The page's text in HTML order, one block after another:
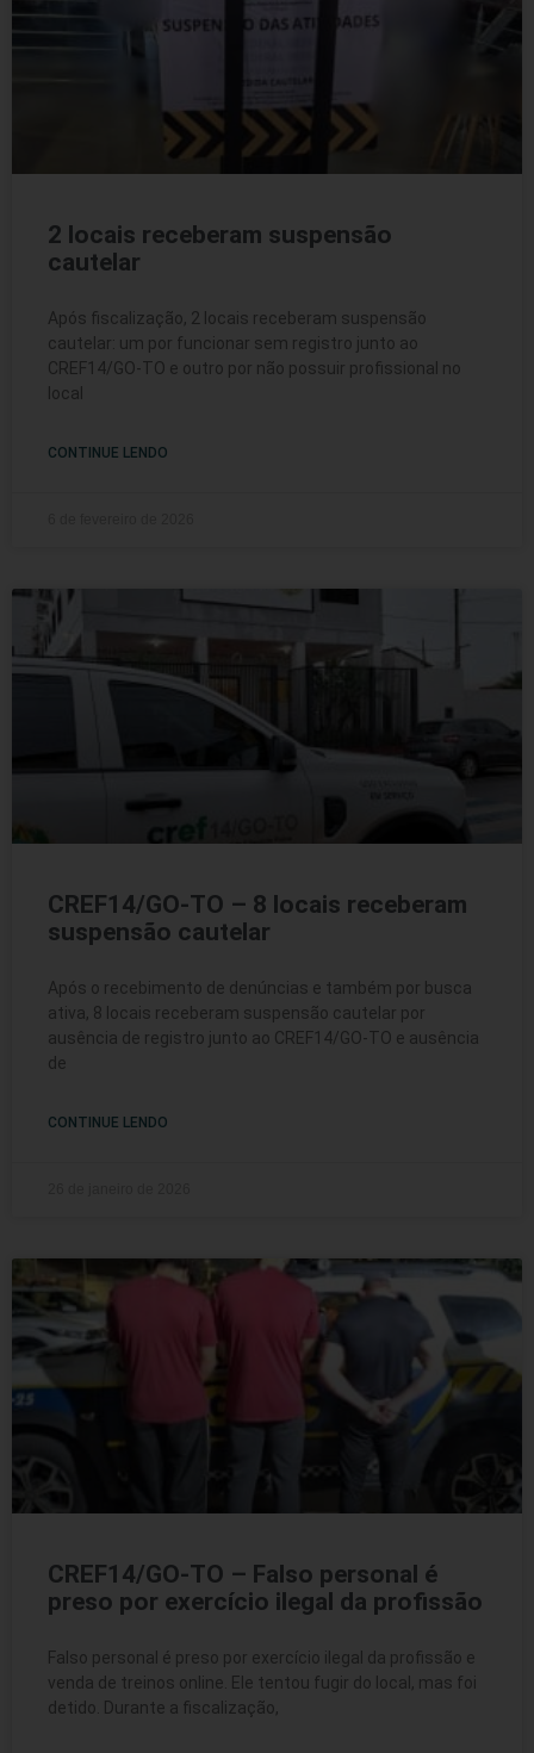
2 locais receberam suspensão
cautelar
Após fiscalização, 2 locais receberam suspensão
cautelar: um por funcionar sem registro junto ao
CREF14/GO-TO e outro por não possuir profissional no
local
CONTINUE LENDO
CREF14/GO-TO – 8 locais receberam
suspensão cautelar
Após o recebimento de denúncias e também por busca
ativa, 8 locais receberam suspensão cautelar por
ausência de registro junto ao CREF14/GO-TO e ausência
de
CONTINUE LENDO
CREF14/GO-TO – Falso personal é
preso por exercício ilegal da profissão
Falso personal é preso por exercício ilegal da profissão e
venda de treinos online. Ele tentou fugir do local, mas foi
detido. Durante a fiscalização,